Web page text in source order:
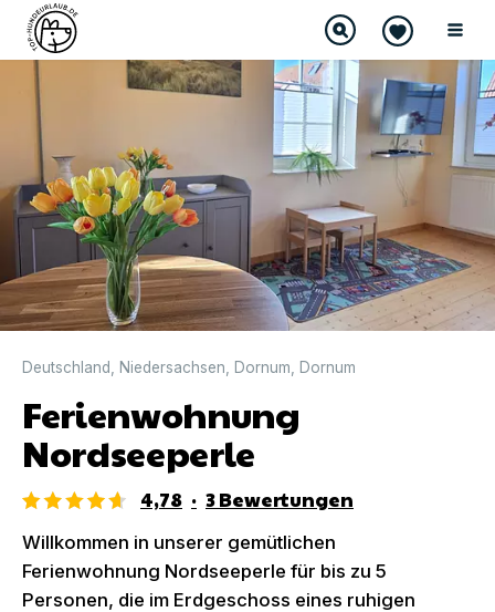
DIREKT BUCHBAR
Deutschland Niedersachsen Dornum Dornum
Ferienwohnung
Nordseeperle
4,78 · 3Bewertungen
Willkommen in unserer gemütlichen
Ferienwohnung Nordseeperle für bis zu 5
Personen, die im Erdgeschoss eines ruhigen